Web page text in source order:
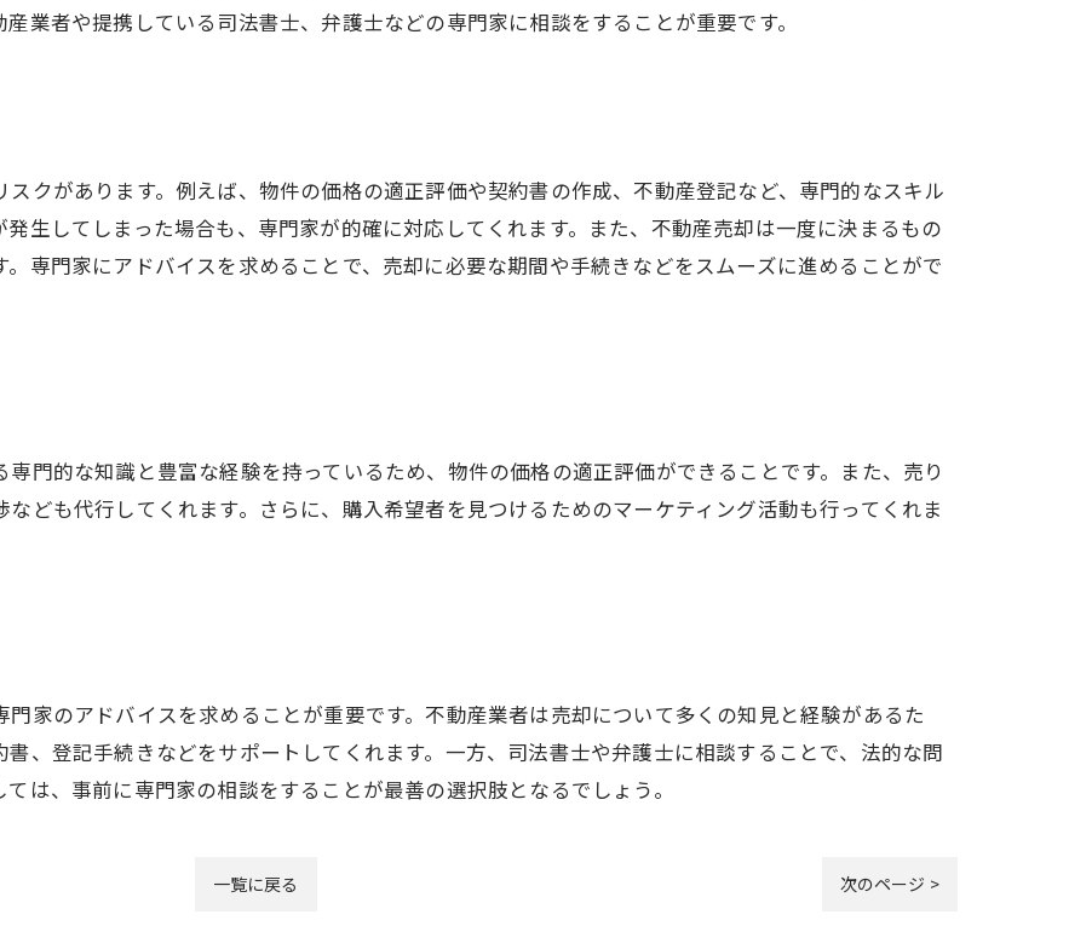
業者や提携している司法書士、弁護士などの専門家に相談をすることが重要です。
クがあります。例えば、物件の価格の適正評価や契約書の作成、不動産登記など、専門的なスキル
生してしまった場合も、専門家が的確に対応してくれます。また、不動産売却は一度に決まるもの
専門家にアドバイスを求めることで、売却に必要な期間や手続きなどをスムーズに進めることがで
門的な知識と豊富な経験を持っているため、物件の価格の適正評価ができることです。また、売り
ども代行してくれます。さらに、購入希望者を見つけるためのマーケティング活動も行ってくれま
家のアドバイスを求めることが重要です。不動産業者は売却について多くの知見と経験があるた
、登記手続きなどをサポートしてくれます。一方、司法書士や弁護士に相談することで、法的な問
は、事前に専門家の相談をすることが最善の選択肢となるでしょう。
一覧に戻る 次のページ >